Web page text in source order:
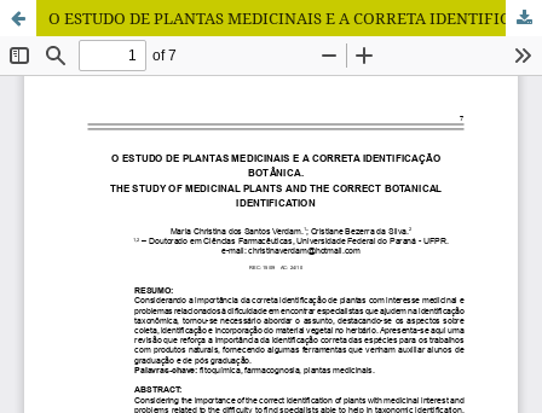
O ESTUDO DE PLANTAS MEDICINAIS E A CORRETA IDENTIFICAÇÃO BOTÂNICA.O ESTUDO DE PLANTAS MEDICINAIS E A CORRETA IDENTIFICAÇÃO BOTÂNICA.